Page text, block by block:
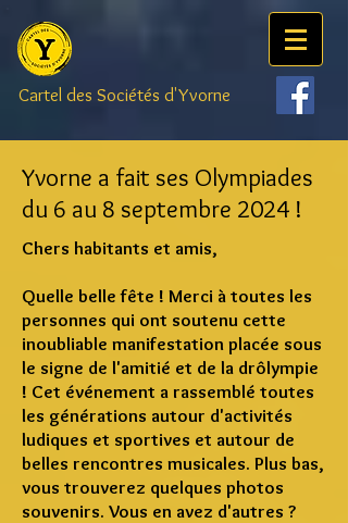
Carteldes Sociétés d'Yvorne
Yvorne a fait ses Olympiades
du 6 au 8 septembre 2024 !
Chers habitants et amis,
Quelle belle fête ! Merci à toutes les
personnes qui ont soutenu cette
inoubliable manifestation placée sous
le signe de l'amitié et de la drôlympie
! Cet événement a rassemblé toutes
les générations autour d'activités
ludiques et sportives et autour de
belles rencontres musicales. Plus bas,
vous trouverez quelques photos
souvenirs. Vous en avez d'autres ?